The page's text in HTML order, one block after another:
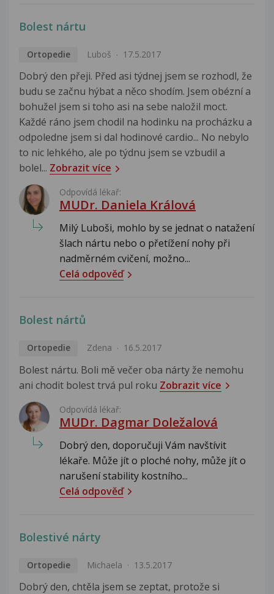
Bolest nártu
Ortopedie Luboš 17.5.2017
Dobrý den přeji. Před asi týdnej jsem se rozhodl, že
budu se začnu hýbat a něco shodím. Jsem obézní a
bohužel jsem si toho asi na sebe naložil moct.
Každé ráno jsem chodil na hodinku na procházku a
odpoledne jsem si dal hodinové cardio... No nebylo
to nic lehkého, ale po týdnu jsem se vzbudil a
bolel... Zobrazit více
Odpovídá lékař:
MUDr. Daniela Králová
Milý Luboši, mohlo by se jednat o natažení
šlach nártu nebo o přetížení nohy při
nadměrném cvičení, možno...
Celá odpověď
Bolest nártů
Ortopedie Zdena 16.5.2017
Bolest nártu. Boli mě večer oba nárty že nemohu
ani chodit bolest trvá pul roku Zobrazit více
Odpovídá lékař:
MUDr. Dagmar Doležalová
Dobrý den, doporučuji Vám navštívit
lékaře. Může jít o ploché nohy, může jít o
narušení stability kostního...
Celá odpověď
Bolestivé nárty
Ortopedie Michaela 13.5.2017
Dobrý den, chtěla jsem se zeptat, protože si